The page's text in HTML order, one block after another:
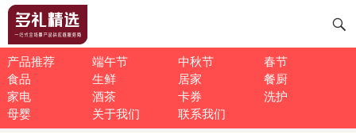
产品推荐 端午节 中秋节
春节
食品
生鲜 居家
餐厨
家电
酒茶 卡券
洗护
母婴
关于我们 联系我们